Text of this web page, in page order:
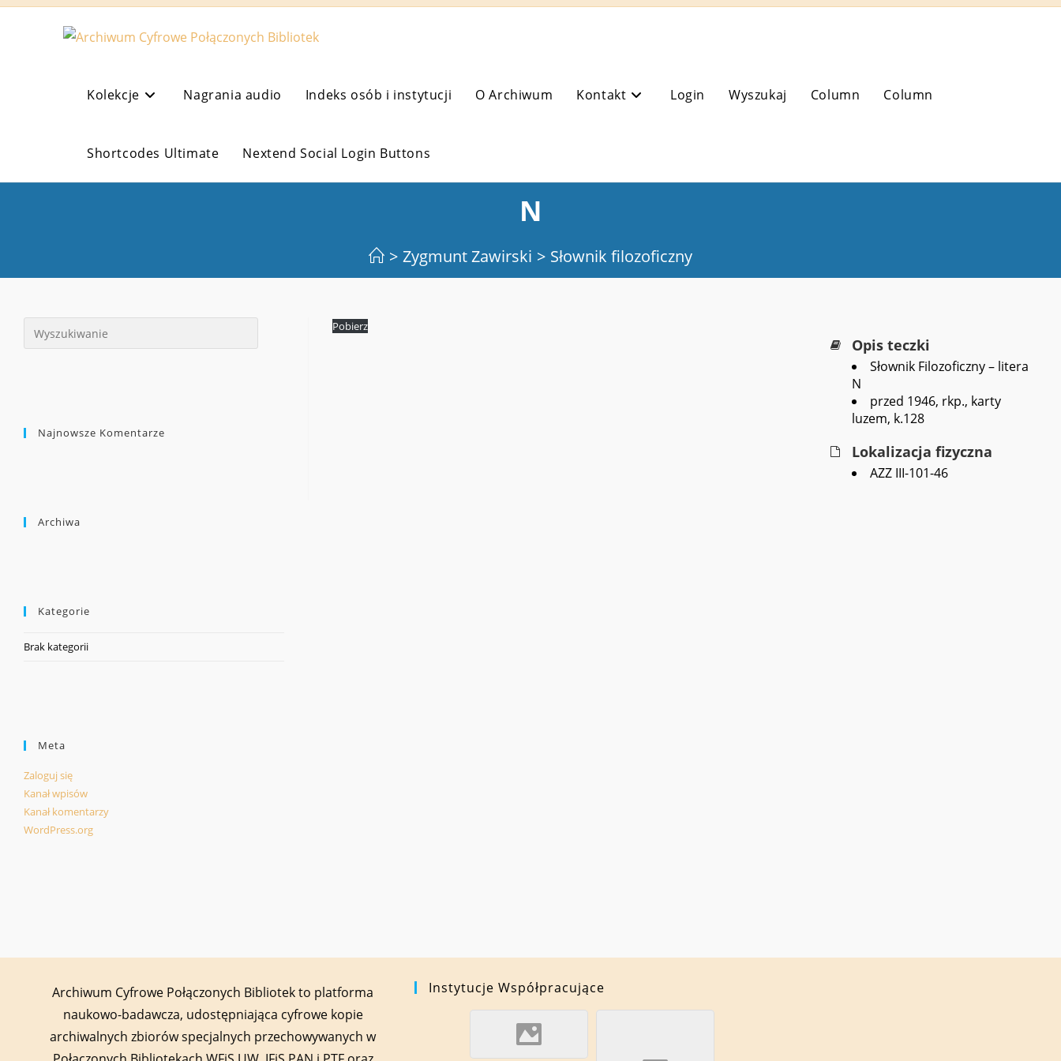
Koniec
Kolekcje Nagrania audio Indeks osób i instytucji O Archiwum Kontakt Login Wyszukaj Column Column
Shortcodes Ultimate Nextend Social Login Buttons
N
> Zygmunt Zawirski > Słownik filozoficzny
Pobierz
Opis teczki
Słownik Filozoficzny – litera
N
przed 1946, rkp., karty
luzem, k.128
Lokalizacja fizyczna
AZZ III-101-46
Najnowsze Komentarze
Archiwa
Kategorie
Brak kategorii
Meta
Zaloguj się
Kanał wpisów
Kanał komentarzy
WordPress.org
Archiwum Cyfrowe Połączonych Bibliotek to platforma
naukowo-badawcza, udostępniająca cyfrowe kopie
archiwalnych zbiorów specjalnych przechowywanych w
Instytucje Współpracujące